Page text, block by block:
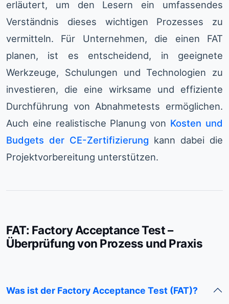
erläutert, um den Lesern ein umfassendes
Verständnis dieses wichtigen Prozesses zu
vermitteln. Für Unternehmen, die einen FAT
planen, ist es entscheidend, in geeignete
Werkzeuge, Schulungen und Technologien zu
investieren, die eine wirksame und effiziente
Durchführung von Abnahmetests ermöglichen.
Auch eine realistische Planung von Kosten und
Budgets der CE-Zertifizierung kann dabei die
Projektvorbereitung unterstützen.
FAT: Factory Acceptance Test –
Überprüfung von Prozess und Praxis
Was ist der Factory Acceptance Test (FAT)?